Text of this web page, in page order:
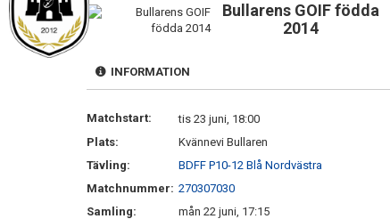
Bullarens GOIF födda
2014
INFORMATION
Matchstart:
tis 23 juni, 18:00
Plats:
Kvännevi Bullaren
Tävling:
BDFF P10-12 Blå Nordvästra
Matchnummer: 270307030
Samling:
mån 22 juni, 17:15